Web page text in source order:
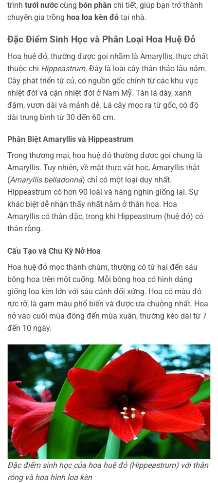
trình tưới nước cùng bón phân chi tiết, giúp bạn trở thành
chuyên gia trồng hoa loa kèn đỏ tại nhà.
Đặc Điểm Sinh Học và Phân Loại Hoa Huệ Đỏ
Hoa huệ đỏ, thường được gọi nhầm là Amaryllis, thực chất
thuộc chi Hippeastrum. Đây là loài cây thân thảo lâu năm.
Cây phát triển từ củ, có nguồn gốc chính từ các khu vực
nhiệt đới và cận nhiệt đới ở Nam Mỹ. Tán lá dày, xanh
đậm, vươn dài và mảnh dẻ. Lá cây mọc ra từ gốc, có độ
dài trung bình từ 30 đến 60 cm.
Phân Biệt Amaryllis và Hippeastrum
Trong thương mại, hoa huệ đỏ thường được gọi chung là
Amaryllis. Tuy nhiên, về mặt thực vật học, Amaryllis thật
(Amaryllis belladonna) chỉ có một loại duy nhất.
Hippeastrum có hơn 90 loài và hàng nghìn giống lai. Sự
khác biệt dễ nhận thấy nhất nằm ở thân hoa. Hoa
Amaryllis có thân đặc, trong khi Hippeastrum (huệ đỏ) có
thân rỗng.
Cấu Tạo và Chu Kỳ Nở Hoa
Hoa huệ đỏ mọc thành chùm, thường có từ hai đến sáu
bông hoa trên một cuống. Mỗi bông hoa có hình dáng
giống loa kèn lớn với sáu cánh đối xứng. Hoa có màu đỏ
rực rỡ, là gam màu phổ biến và được ưa chuộng nhất. Hoa
nở vào cuối mùa đông đến mùa xuân, thường kéo dài từ 7
đến 10 ngày.
Đặc điểm sinh học của hoa huệ đỏ (Hippeastrum) với thân
rỗng và hoa hình loa kèn